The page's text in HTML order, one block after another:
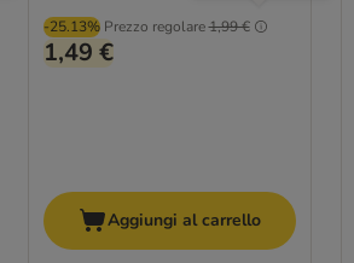
-25.13% Prezzo regolare1,99 €
1,49 €
Aggiungi al carrello